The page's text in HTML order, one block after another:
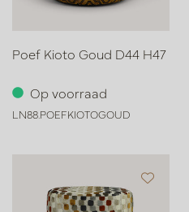
Poef Kioto Goud D44 H47
Op voorraad
LN88.POEFKIOTOGOUD